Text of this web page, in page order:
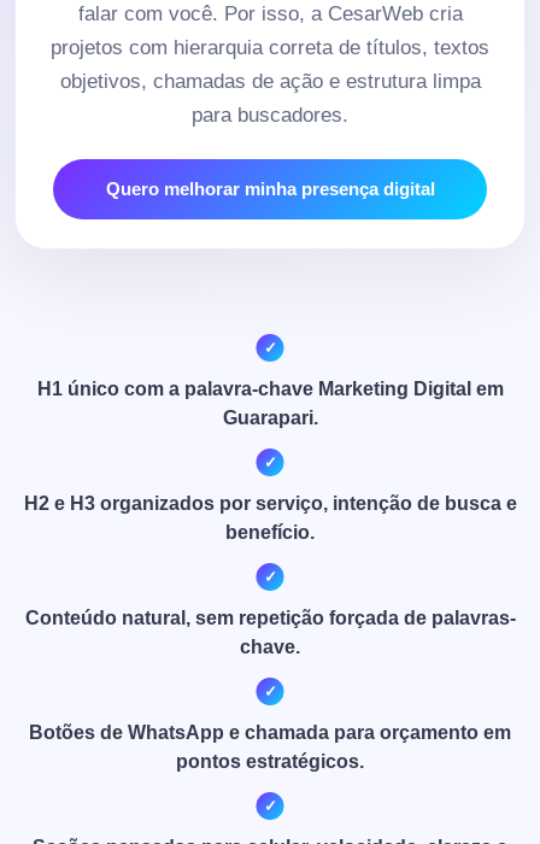
falar com você. Por isso, a CesarWeb cria
projetos com hierarquia correta de títulos, textos
objetivos, chamadas de ação e estrutura limpa
para buscadores.
Quero melhorar minha presença digital
H1 único com a palavra-chave Marketing Digital em
Guarapari.
H2 e H3 organizados por serviço, intenção de busca e
benefício.
Conteúdo natural, sem repetição forçada de palavras-
chave.
Botões de WhatsApp e chamada para orçamento em
pontos estratégicos.